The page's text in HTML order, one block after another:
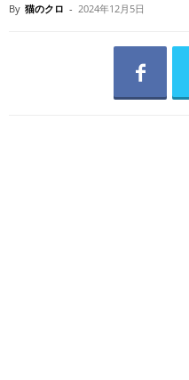
By 猫のクロ - 2024年12月5日